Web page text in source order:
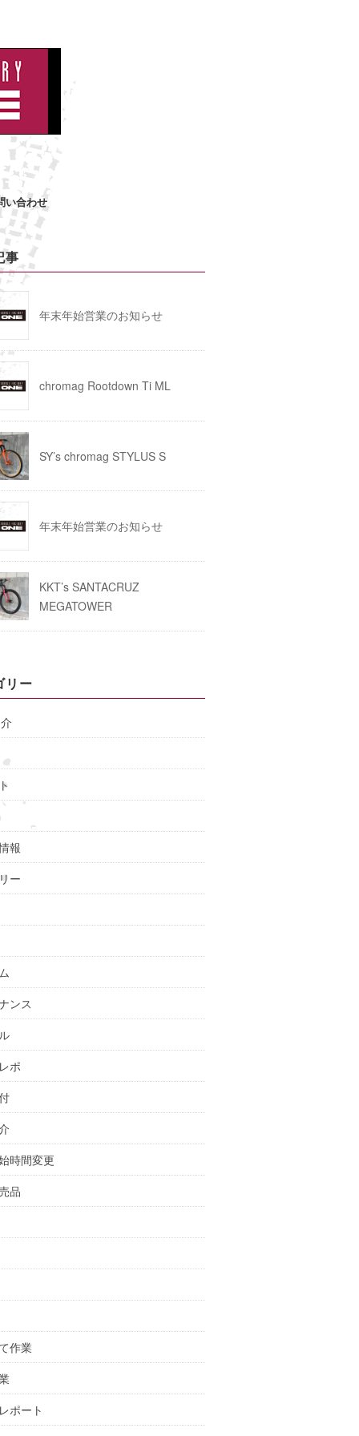
い合わせ
事
年末年始営業のお知らせ
chromag Rootdown Ti ML
SY’s chromag STYLUS S
年末年始営業のお知らせ
KKT’s SANTACRUZ
MEGATOWER
リー
報
ー
ンス
ポ
時間変更
品
作業
ポート